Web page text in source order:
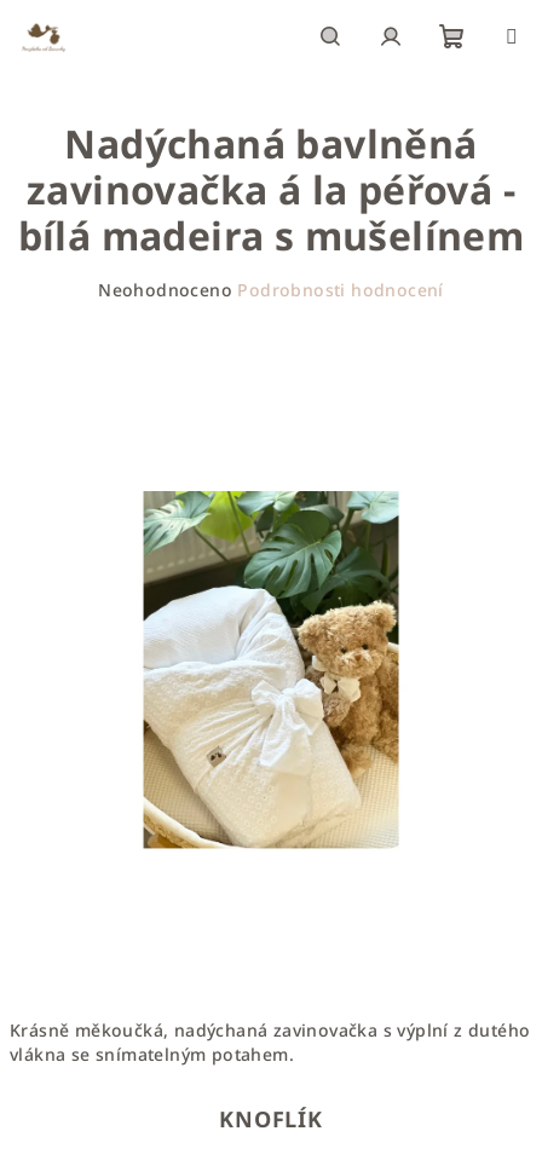
obsah
košík
Krásně měkoučká, nadýchaná zavinovačka s výplní z dutého
vlákna se snímatelným potahem.
KNOFLÍK
Nadýchaná bavlněná
zavinovačka á la péřová -
bílá madeira s mušelínem
Neohodnoceno Podrobnosti hodnocení